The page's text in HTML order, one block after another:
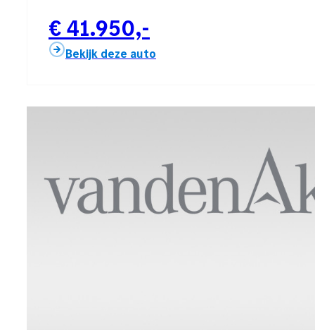
€ 41.950,-
Bekijk deze auto